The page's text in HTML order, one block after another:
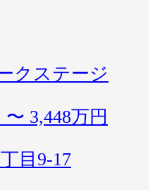
クステージ
〜 3,448万円
目9-17